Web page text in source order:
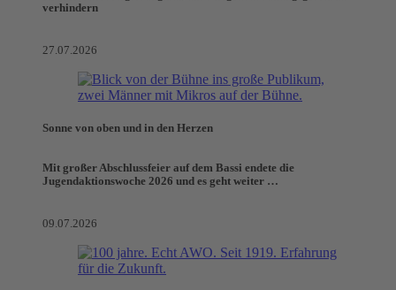
verhindern
27.07.2026
Sonne von oben und in den Herzen
Mit großer Abschlussfeier auf dem Bassi endete die
Jugendaktionswoche 2026 und es geht weiter …
09.07.2026